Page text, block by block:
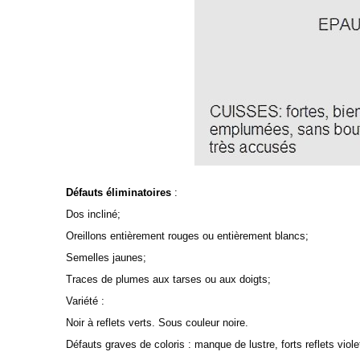
Défauts éliminatoires :
Dos incliné;
Oreillons entièrement rouges ou entièrement blancs;
Semelles jaunes;
Traces de plumes aux tarses ou aux doigts;
Variété :
Noir à reflets verts. Sous couleur noire.
Défauts graves de coloris : manque de lustre, forts reflets